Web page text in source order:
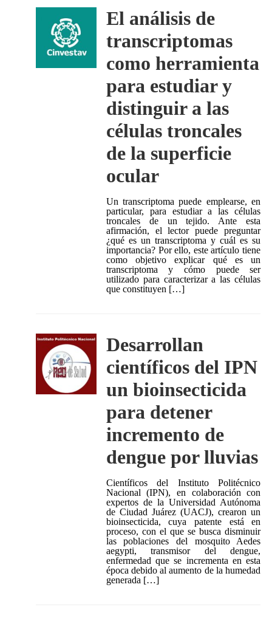
El análisis de
transcriptomas
como herramienta
para estudiar y
distinguir a las
células troncales
de la superficie
ocular
Un transcriptoma puede emplearse, en
particular, para estudiar a las células
troncales de un tejido. Ante esta
afirmación, el lector puede preguntar
¿qué es un transcriptoma y cuál es su
importancia? Por ello, este artículo tiene
como objetivo explicar qué es un
transcriptoma y cómo puede ser
utilizado para caracterizar a las células
que constituyen […]
Desarrollan
científicos del IPN
un bioinsecticida
para detener
incremento de
dengue por lluvias
Científicos del Instituto Politécnico
Nacional (IPN), en colaboración con
expertos de la Universidad Autónoma
de Ciudad Juárez (UACJ), crearon un
bioinsecticida, cuya patente está en
proceso, con el que se busca disminuir
las poblaciones del mosquito Aedes
aegypti, transmisor del dengue,
enfermedad que se incrementa en esta
época debido al aumento de la humedad
generada […]